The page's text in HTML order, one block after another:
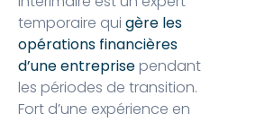
temporaire qui gère les
opérations financières
d’une entreprisependant
les périodes de transition.
Fort d’une expérience en